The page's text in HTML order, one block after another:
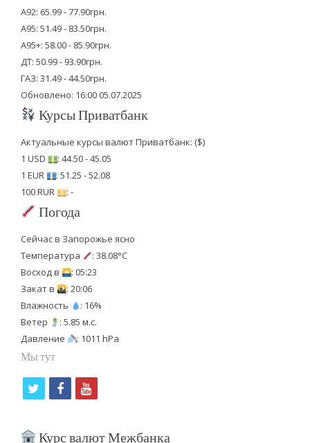
А92: 65.99 - 77.90грн.
А95: 51.49 - 83.50грн.
А95+: 58.00 - 85.90грн.
ДТ: 50.99 - 93.90грн.
ГАЗ: 31.49 - 44.50грн.
Обновлено: 16:00 05.07.2025
Курсы Приватбанк
Актуальные курсы валют Приватбанк: ($)
1 USD
: 44.50 - 45.05
1 EUR
: 51.25 - 52.08
100 RUR
: -
Погода
Сейчас в Запорожье ясно
Температура
: 38.08°C
Восход в
: 05:23
Закат в
: 20:06
Влажность
: 16%
Ветер
: 5.85 м.с.
Давление
: 1011 hPa
Мы тут
i
f
c
y
u
Курс валют Межбанка